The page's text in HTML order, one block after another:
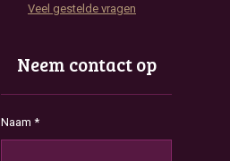
Veel gestelde vragen
Neem contact op
Naam *